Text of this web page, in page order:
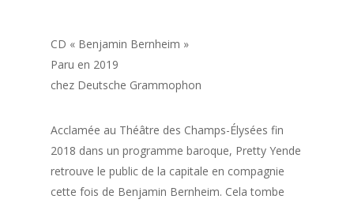
CD « Benjamin Bernheim »
Paru en 2019
chez Deutsche Grammophon
Acclamée au Théâtre des Champs-Élysées fin
2018 dans un programme baroque, Pretty Yende
retrouve le public de la capitale en compagnie
cette fois de Benjamin Bernheim. Cela tombe